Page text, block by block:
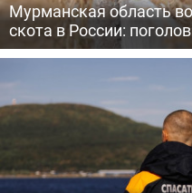
Мурманская область
скота в России: